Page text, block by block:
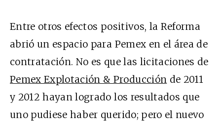
Entre otros efectos positivos, la Reforma
abrió un espacio para Pemex en el área de
contratación. No es que las licitaciones de
Pemex Explotación & Producción de 2011
y 2012 hayan logrado los resultados que
uno pudiese haber querido; pero el nuevo